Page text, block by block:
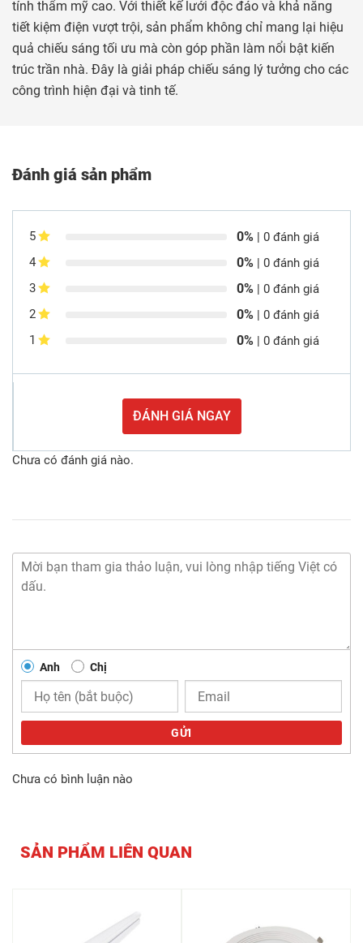
tính thẩm mỹ cao. Với thiết kế lưới độc đáo và khả năng
tiết kiệm điện vượt trội, sản phẩm không chỉ mang lại hiệu
quả chiếu sáng tối ưu mà còn góp phần làm nổi bật kiến
trúc trần nhà. Đây là giải pháp chiếu sáng lý tưởng cho các
công trình hiện đại và tinh tế.
Đánh giá sản phẩm
5 0% | 0 đánh giá
4
0% | 0 đánh giá
3
0% | 0 đánh giá
2
0% | 0 đánh giá
1
0% | 0 đánh giá
ĐÁNH GIÁ NGAY
Chưa có đánh giá nào.
Anh Chị
GỬI
Chưa có bình luận nào
SẢN PHẨM LIÊN QUAN